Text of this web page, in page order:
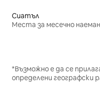
Сиатъл
Места за месечно
*Възможно е да се
определени географски